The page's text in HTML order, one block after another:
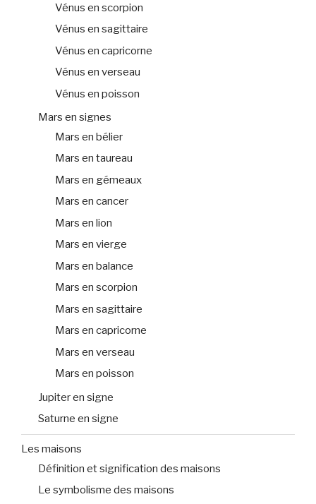
Vénus en scorpion
Vénus en sagittaire
Vénus en capricorne
Vénus en verseau
Vénus en poisson
Mars en signes
Mars en bélier
Mars en taureau
Mars en gémeaux
Mars en cancer
Mars en lion
Mars en vierge
Mars en balance
Mars en scorpion
Mars en sagittaire
Mars en capricorne
Mars en verseau
Mars en poisson
Jupiter en signe
Saturne en signe
Les maisons
Définition et signification des maisons
Le symbolisme des maisons